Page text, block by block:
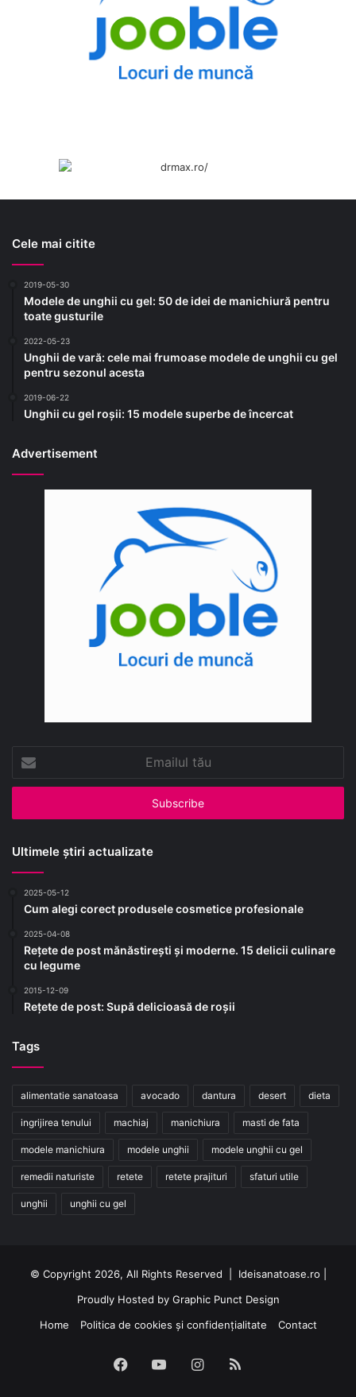
Cele mai citite
2019-05-30
Modele de unghii cu gel: 50 de idei de manichiură pentru
toate gusturile
2022-05-23
Unghii de vară: cele mai frumoase modele de unghii cu gel
pentru sezonul acesta
2019-06-22
Unghii cu gel roșii: 15 modele superbe de încercat
Advertisement
tău
Ultimele știri actualizate
2025-05-12
Cum alegi corect produsele cosmetice profesionale
2025-04-08
Rețete de post mănăstirești și moderne. 15 delicii culinare
cu legume
2015-12-09
Rețete de post: Supă delicioasă de roșii
Tags
alimentatie sanatoasa avocado dantura desert dieta
ingrijirea tenului machiaj manichiura masti de fata
modele manichiura modele unghii modele unghii cu gel
remedii naturiste retete retete prajituri sfaturi utile
unghii unghii cu gel
© Copyright 2026, All Rights Reserved | Ideisanatoase.ro |
Proudly Hosted by Graphic Punct Design
Home
Politica de cookies și confidențialitate Contact
FacebookYouTubeInstagram